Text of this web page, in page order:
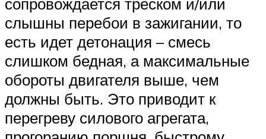
слышны перебои в зажигании, то
есть идет детонация – смесь
слишком бедная, а максимальные
обороты двигателя выше, чем
должны быть. Это приводит к
перегреву силового агрегата,